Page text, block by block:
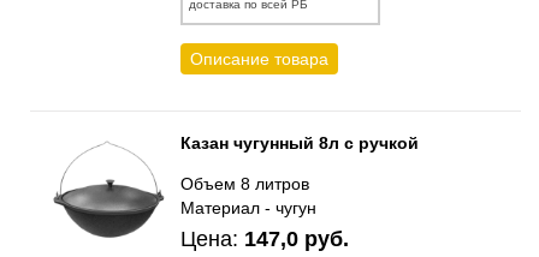
доставка по всей РБ
Описание товара
Казан чугунный 8л с ручкой
Объем 8 литров
Материал - чугун
Цена: 147,0 руб.